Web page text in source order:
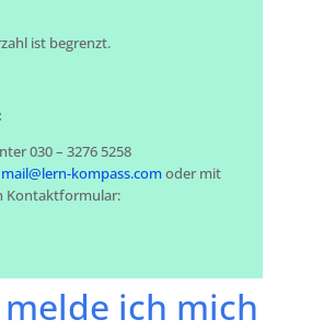
ist begrenzt.
030 – 3276 5258
mail@lern-kompass.comoder mit
Kontaktformular:
ich mich